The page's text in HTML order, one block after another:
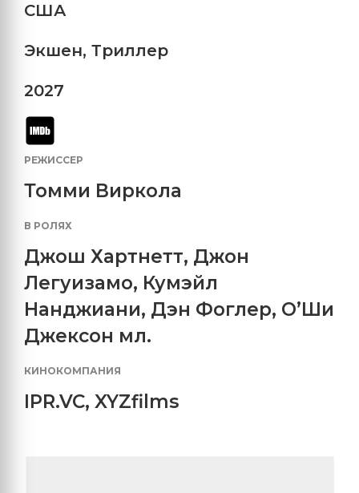
США
Экшен, Триллер
2027
РЕЖИССЕР
Томми Виркола
В РОЛЯХ
Джош Хартнетт, Джон
Легуизамо, Кумэйл
Нанджиани, Дэн Фоглер, О’Ши
Джексон мл.
КИНОКОМПАНИЯ
IPR.VC, XYZfilms